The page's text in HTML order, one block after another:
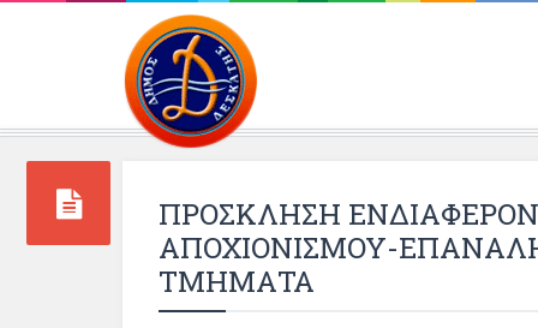
ΠΡΟΣΚΛΗΣΗ
ΑΠΟΧΙΟΝΙΣΜΟΥ-
ΤΜΗΜΑΤΑ